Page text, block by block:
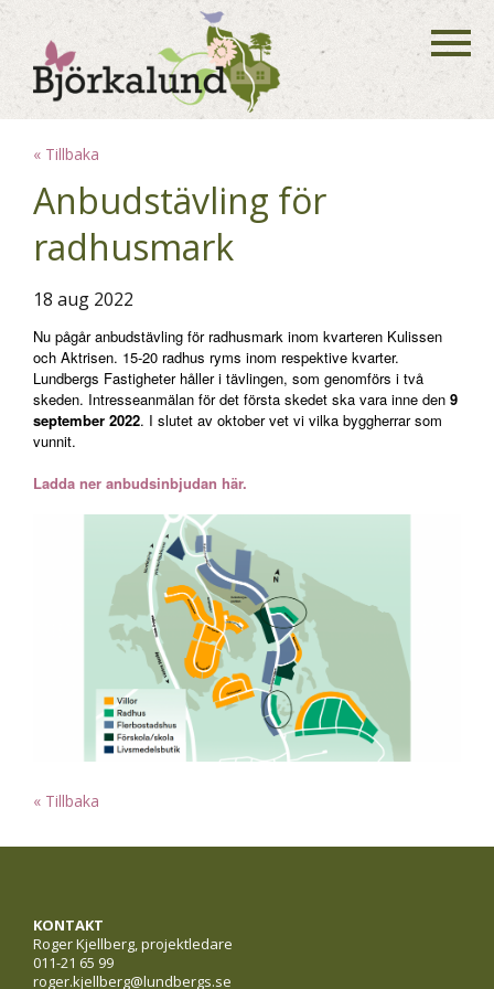
« Tillbaka
Anbudstävling för
radhusmark
18 aug 2022
Nu pågår anbudstävling för radhusmark inom kvarteren Kulissen
och Aktrisen. 15-20 radhus ryms inom respektive kvarter.
Lundbergs Fastigheter håller i tävlingen, som genomförs i två
skeden. Intresseanmälan för det första skedet ska vara inne den 9
september 2022. I slutet av oktober vet vi vilka byggherrar som
vunnit.
Ladda ner anbudsinbjudan här.
« Tillbaka
KONTAKT
Roger Kjellberg, projektledare
011-21 65 99
roger.kjellberg@lundbergs.se